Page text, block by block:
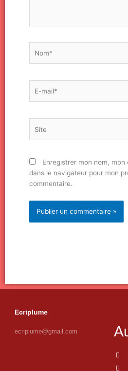
mail*
Enregistrer mon nom,
dans le navigateur pour mon
commentaire.
Ecriplume
ecriplume@gmail.com